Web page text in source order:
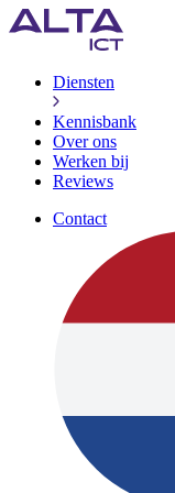
Diensten
Kennisbank
Over ons
Werken bij
Reviews
Contact